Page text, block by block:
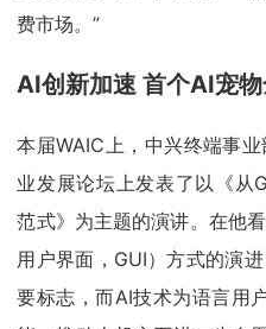
费市场。”
AI创新加速 首个AI宠
本届WAIC上，中兴终端事
业发展论坛上发表了以《从
范式》为主题的演讲。在他
用户界面，GUI）方式的演
要标志，而AI技术为语言用